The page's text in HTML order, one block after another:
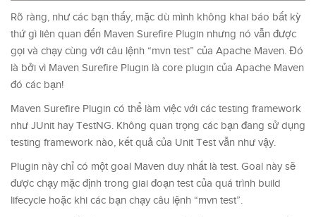
Rõ ràng, như các bạn thấy, mặc dù mình không khai báo bất kỳ
thứ gì liên quan đến Maven Surefire Plugin nhưng nó vẫn được
gọi và chạy cùng với câu lệnh “mvn test” của Apache Maven. Đó
là bởi vì Maven Surefire Plugin là core plugin của Apache Maven
đó các bạn!
Maven Surefire Plugin có thể làm việc với các testing framework
như JUnit hay TestNG. Không quan trọng các bạn đang sử dụng
testing framework nào, kết quả của Unit Test vẫn như vậy.
Plugin này chỉ có một goal Maven duy nhất là test. Goal này sẽ
được chạy mặc định trong giai đoạn test của quá trình build
lifecycle hoặc khi các bạn chạy câu lệnh “mvn test”.